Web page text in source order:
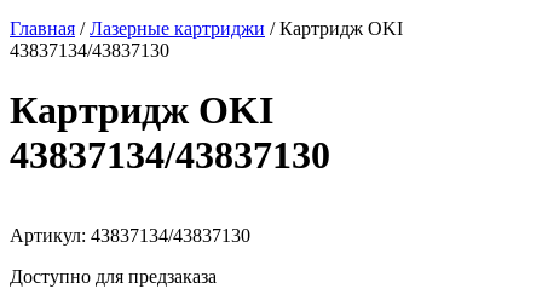
Главная /Лазерные картриджи / Картридж OKI
43837134/43837130
Картридж OKI
43837134/43837130
Артикул: 43837134/43837130
Доступно для предзаказа